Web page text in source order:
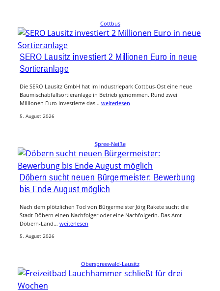
Cottbus
SERO Lausitz investiert 2 Millionen Euro in neue
Sortieranlage
Die SERO Lausitz GmbH hat im Industriepark Cottbus-Ost eine neue
Baumischabfallsortieranlage in Betrieb genommen. Rund zwei
Millionen Euro investierte das… weiterlesen
5. August 2026
Spree-Neiße
Döbern sucht neuen Bürgermeister: Bewerbung
bis Ende August möglich
Nach dem plötzlichen Tod von Bürgermeister Jörg Rakete sucht die
Stadt Döbern einen Nachfolger oder eine Nachfolgerin. Das Amt
Döbern-Land… weiterlesen
5. August 2026
Oberspreewald-Lausitz